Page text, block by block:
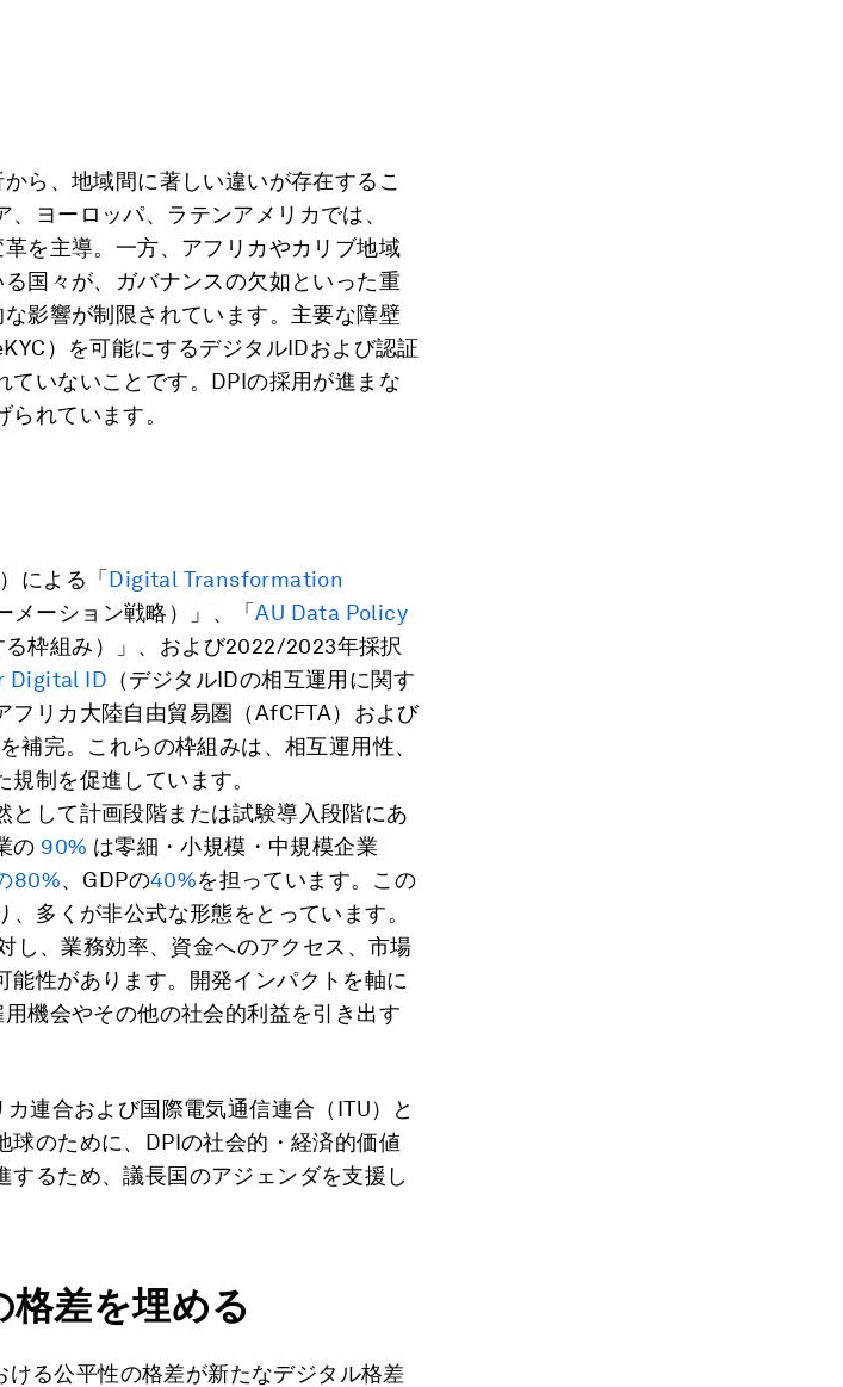
ら、地域間に著しい違いが存在するこ
ヨーロッパ、ラテンアメリカでは、
を主導。一方、アフリカやカリブ地域
国々が、ガバナンスの欠如といった重
影響が制限されています。主要な障壁
）を可能にするデジタルIDおよび認証
ていないことです。DPIの採用が進まな
れています。
による「 Digital Transformation
メーション戦略）」、「AU Data Policy
る枠組み）」、および2022/2023年採択
Digital ID （デジタルIDの相互運用に関す
フリカ大陸自由貿易圏（AfCFTA）および
補完。これらの枠組みは、相互運用性、
制を促進しています。
として計画段階または試験導入段階にあ
の 90% は零細・小規模・中規模企業
80%、GDPの40%を担っています。この
多くが非公式な形態をとっています。
し、業務効率、資金へのアクセス、市場
能性があります。開発インパクトを軸に
機会やその他の社会的利益を引き出す
連合および国際電気通信連合（ITU）と
球のために、DPIの社会的・経済的価値
するため、議長国のアジェンダを支援し
差を埋める
る公平性の格差が新たなデジタル格差